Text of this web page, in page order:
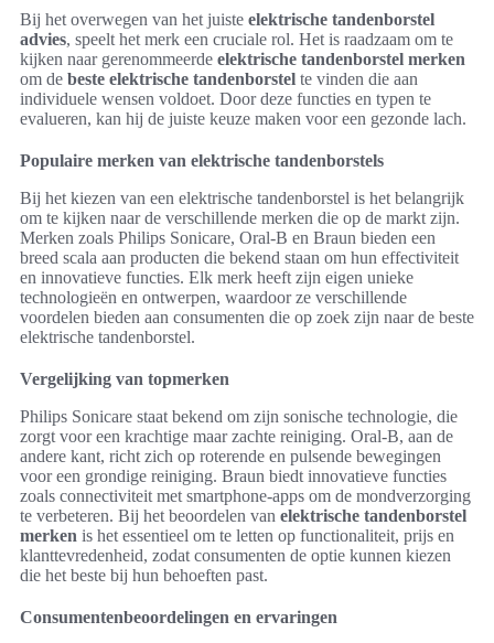
Bij het overwegen van het juiste elektrische tandenborstel
advies, speelt het merk een cruciale rol. Het is raadzaam om te
kijken naar gerenommeerde elektrische tandenborstel merken
om de beste elektrische tandenborstel te vinden die aan
individuele wensen voldoet. Door deze functies en typen te
evalueren, kan hij de juiste keuze maken voor een gezonde lach.
Populaire merken van elektrische tandenborstels
Bij het kiezen van een elektrische tandenborstel is het belangrijk
om te kijken naar de verschillende merken die op de markt zijn.
Merken zoals Philips Sonicare, Oral-B en Braun bieden een
breed scala aan producten die bekend staan om hun effectiviteit
en innovatieve functies. Elk merk heeft zijn eigen unieke
technologieën en ontwerpen, waardoor ze verschillende
voordelen bieden aan consumenten die op zoek zijn naar de beste
elektrische tandenborstel.
Vergelijking van topmerken
Philips Sonicare staat bekend om zijn sonische technologie, die
zorgt voor een krachtige maar zachte reiniging. Oral-B, aan de
andere kant, richt zich op roterende en pulsende bewegingen
voor een grondige reiniging. Braun biedt innovatieve functies
zoals connectiviteit met smartphone-apps om de mondverzorging
te verbeteren. Bij het beoordelen van elektrische tandenborstel
merken is het essentieel om te letten op functionaliteit, prijs en
klanttevredenheid, zodat consumenten de optie kunnen kiezen
die het beste bij hun behoeften past.
Consumentenbeoordelingen en ervaringen